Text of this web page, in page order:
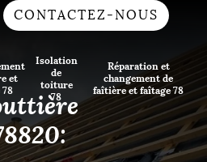
CONTACTEZ-NOUS
et
Isolation
de
toiture
78
Réparation et
changement de
faîtière et faîtage 78